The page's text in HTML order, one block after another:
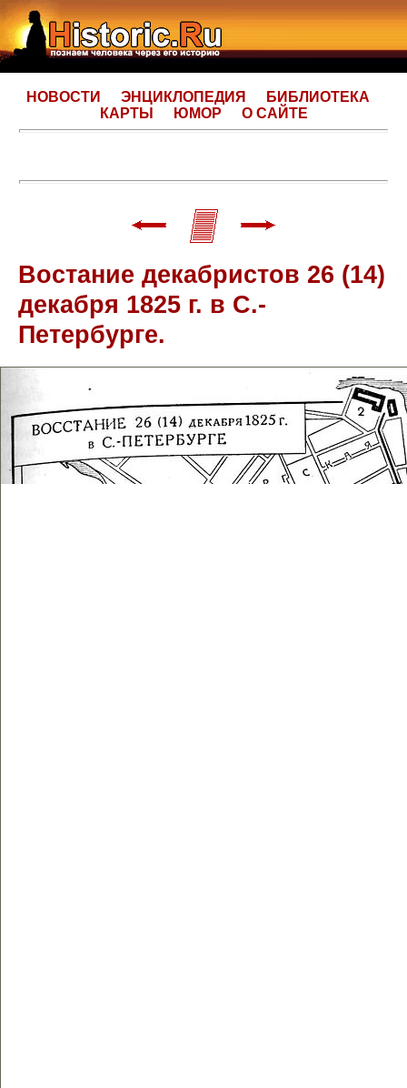
НОВОСТИ ЭНЦИКЛОПЕДИЯ
БИБЛИОТЕКА
КАРТЫ
ЮМОР О САЙТЕ
Востание декабристов 26 (14)
декабря 1825 г. в С.-
Петербурге.